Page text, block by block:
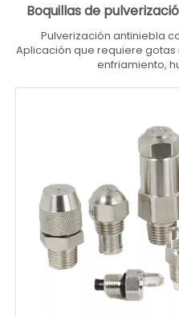
Boquillas de
Pulverización antiniebla
Aplicación que requiere
enfriamiento,